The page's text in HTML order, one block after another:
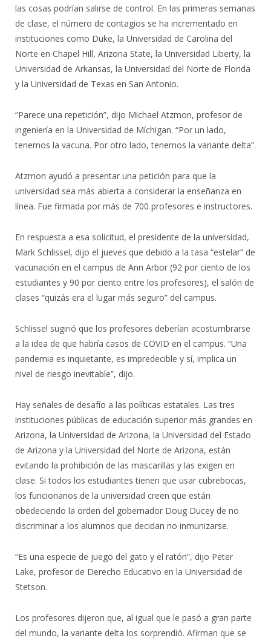
las cosas podrían salirse de control. En las primeras semanas
de clase, el número de contagios se ha incrementado en
instituciones como Duke, la Universidad de Carolina del
Norte en Chapel Hill, Arizona State, la Universidad Liberty, la
Universidad de Arkansas, la Universidad del Norte de Florida
y la Universidad de Texas en San Antonio.
“Parece una repetición”, dijo Michael Atzmon, profesor de
ingeniería en la Universidad de Míchigan. “Por un lado,
tenemos la vacuna. Por otro lado, tenemos la variante delta”.
Atzmon ayudó a presentar una petición para que la
universidad sea más abierta a considerar la enseñanza en
línea. Fue firmada por más de 700 profesores e instructores.
En respuesta a esa solicitud, el presidente de la universidad,
Mark Schlissel, dijo el jueves que debido a la tasa “estelar” de
vacunación en el campus de Ann Arbor (92 por ciento de los
estudiantes y 90 por ciento entre los profesores), el salón de
clases “quizás era el lugar más seguro” del campus.
Schlissel sugirió que los profesores deberían acostumbrarse
a la idea de que habría casos de COVID en el campus. “Una
pandemia es inquietante, es impredecible y sí, implica un
nivel de riesgo inevitable”, dijo.
Hay señales de desafío a las políticas estatales. Las tres
instituciones públicas de educación superior más grandes en
Arizona, la Universidad de Arizona, la Universidad del Estado
de Arizona y la Universidad del Norte de Arizona, están
evitando la prohibición de las mascarillas y las exigen en
clase. Si todos los estudiantes tienen que usar cubrebocas,
los funcionarios de la universidad creen que están
obedeciendo la orden del gobernador Doug Ducey de no
discriminar a los alumnos que decidan no inmunizarse.
“Es una especie de juego del gato y el ratón”, dijo Peter
Lake, profesor de Derecho Educativo en la Universidad de
Stetson.
Los profesores dijeron que, al igual que le pasó a gran parte
del mundo, la variante delta los sorprendió. Afirman que se